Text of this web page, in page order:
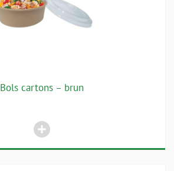
Bols cartons – brun